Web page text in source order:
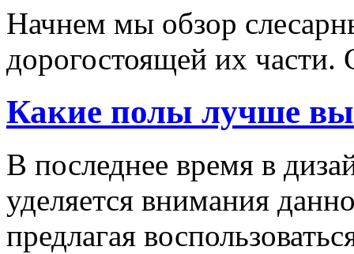
Начнем мы обзор
дорогостоящей их части.
Какие полы лучше
В последнее время в
уделяется внимания
предлагая